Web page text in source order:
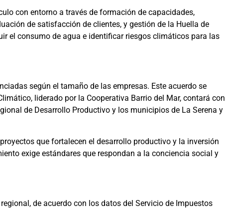
con entorno a través de formación de capacidades,
de satisfacción de clientes, y gestión de la Huella de
el consumo de agua e identificar riesgos climáticos para las
según el tamaño de las empresas. Este acuerdo se
liderado por la Cooperativa Barrio del Mar, contará con
de Desarrollo Productivo y los municipios de La Serena y
que fortalecen el desarrollo productivo y la inversión
exige estándares que respondan a la conciencia social y
de acuerdo con los datos del Servicio de Impuestos